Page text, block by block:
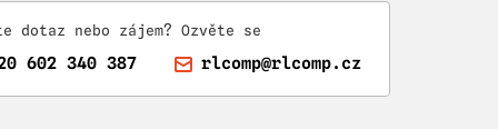
dotaz nebo zájem? Ozvěte se
602 340 387 rlcomp@rlcomp.cz